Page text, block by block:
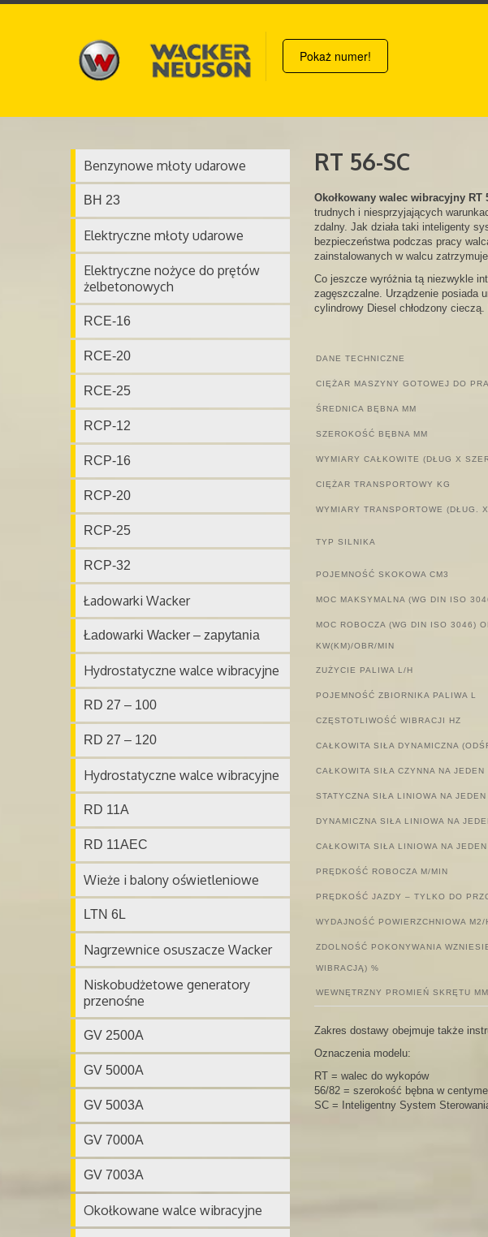
RT 56-SC
Okołkowany walec wibracyjny RT
trudnych i niesprzyjających
zdalny. Jak działa taki inteligenty
bezpieczeństwa podczas pracy
zainstalowanych w walcu
Co jeszcze wyróżnia tą niezwykle
zagęszczalne. Urządzenie posiada
cylindrowy Diesel chłodzony
DANE TECHNICZNE
CIĘŻAR MASZYNY GOTOWEJ DO
ŚREDNICA BĘBNA MM
SZEROKOŚĆ BĘBNA MM
WYMIARY CAŁKOWITE (DŁUG X
CIĘŻAR TRANSPORTOWY KG
WYMIARY TRANSPORTOWE (DŁUG.
TYP SILNIKA
POJEMNOŚĆ SKOKOWA CM3
MOC MAKSYMALNA (WG DIN ISO
MOC ROBOCZA (WG DIN ISO 3046)
KW(KM)/OBR/MIN
ZUŻYCIE PALIWA L/H
POJEMNOŚĆ ZBIORNIKA PALIWA L
CZĘSTOTLIWOŚĆ WIBRACJI HZ
CAŁKOWITA SIŁA DYNAMICZNA
CAŁKOWITA SIŁA CZYNNA NA
STATYCZNA SIŁA LINIOWA NA
DYNAMICZNA SIŁA LINIOWA NA
CAŁKOWITA SIŁA LINIOWA NA
PRĘDKOŚĆ ROBOCZA M/MIN
PRĘDKOŚĆ JAZDY – TYLKO DO
WYDAJNOŚĆ POWIERZCHNIOWA M2/
ZDOLNOŚĆ POKONYWANIA
WIBRACJĄ) %
WEWNĘTRZNY PROMIEŃ SKRĘTU MM
Zakres dostawy obejmuje także i
Oznaczenia modelu:
RT = walec do wykopów
56/82 = szerokość bębna w
SC = Inteligentny System
Benzynowe młoty udarowe
BH 23
Elektryczne młoty udarowe
Elektryczne nożyce do prętów
żelbetonowych
RCE-16
RCE-20
RCE-25
RCP-12
RCP-16
RCP-20
RCP-25
RCP-32
Ładowarki Wacker
Ładowarki Wacker – zapytania
Hydrostatyczne walce wibracyjne
RD 27 – 100
RD 27 – 120
Hydrostatyczne walce wibracyjne
RD 11A
RD 11AEC
Wieże i balony oświetleniowe
LTN 6L
Nagrzewnice osuszacze Wacker
Niskobudżetowe generatory
przenośne
GV 2500A
GV 5000A
GV 5003A
GV 7000A
GV 7003A
Okołkowane walce wibracyjne